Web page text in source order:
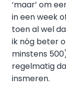
‘maar’ om
in een week
toen al wel
ik nóg beter
minstens
regelmatig
insmeren.